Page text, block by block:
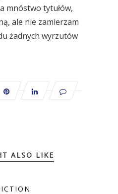
mnóstwo tytułów,
ale nie zamierzam
żadnych wyrzutów
ALSO LIKE